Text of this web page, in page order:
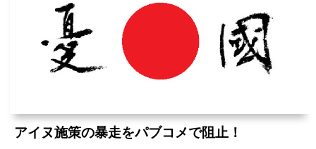
アイヌ施策の暴走をパブコメで阻止！